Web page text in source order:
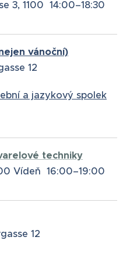
3, 1100 14:00–18:30
vánoční)
12
a jazykový spolek
techniky
Vídeň 16:00–19:00
12